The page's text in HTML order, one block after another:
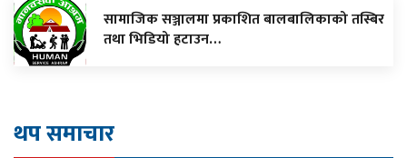
सामाजिक सञ्जालमा प्रकाशित बालबालिकाको तस्बिर
तथा भिडियो हटाउन…
थप समाचार